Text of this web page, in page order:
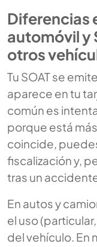
Diferencias
automóvil y
otros
Tu SOAT se
aparece en tu
común es
porque está
coincide,
fiscalización y,
tras un
En autos y
el uso
del vehículo. En